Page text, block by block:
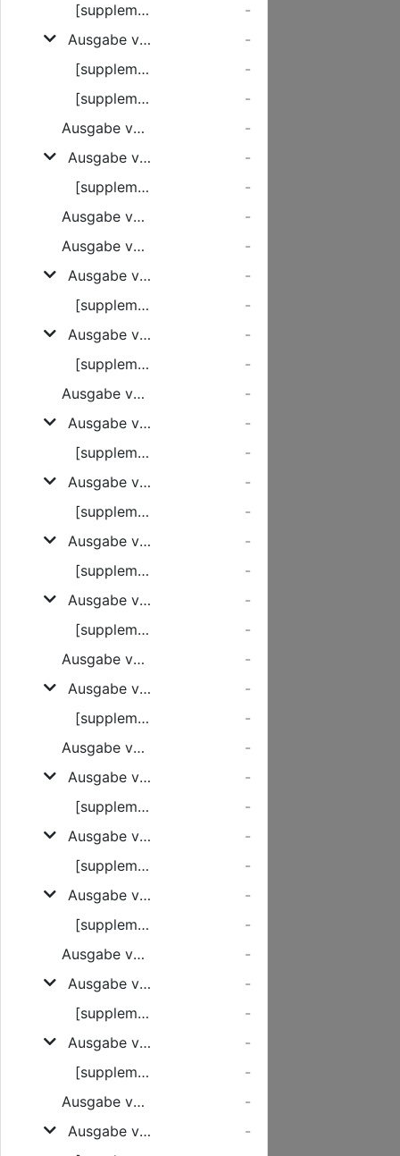
[supplement]
-
Ausgabe vom Montag, den 20. Februar 1928
-
[supplement]
-
[supplement]
-
Ausgabe vom Dienstag, den 21. Februar 1928
-
Ausgabe vom Mittwoch, den 22. Februar 1928
-
[supplement]
-
Ausgabe vom Donnerstag, den 23. Februar 1928
-
Ausgabe vom Freitag, den 24. Februar 1928
-
Ausgabe vom Samstag, den 25. Februar 1928
-
[supplement]
-
Ausgabe vom Montag, den 27. Februar 1928
-
[supplement]
-
Ausgabe vom Dienstag, den 28. Februar 1928
-
Ausgabe vom Mittwoch, den 29. Februar 1928
-
[supplement]
-
Ausgabe vom Donnerstag, den 01. März 1928
-
[supplement]
-
Ausgabe vom Samstag, den 03. März 1928
-
[supplement]
-
Ausgabe vom Montag, den 05. März 1928
-
[supplement]
-
Ausgabe vom Dienstag, den 06. März 1928
-
Ausgabe vom Mittwoch, den 07. März 1928
-
[supplement]
-
Ausgabe vom Donnerstag, den 08. März 1928
-
Ausgabe vom Freitag, den 09. März 1928
-
[supplement]
-
Ausgabe vom Samstag, den 10. März 1928
-
[supplement]
-
Ausgabe vom Montag, den 12. März 1928
-
[supplement]
-
Ausgabe vom Dienstag, den 13. März 1928
-
Ausgabe vom Mittwoch, den 14. März 1928
-
[supplement]
-
Ausgabe vom Donnerstag, den 15. März 1928
-
[supplement]
-
Ausgabe vom Freitag, den 16. März 1928
-
Ausgabe vom Samstag, den 17. März 1928
-